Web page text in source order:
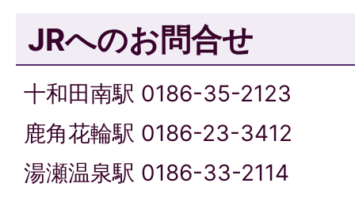
JRへのお問合せ
十和田南駅 0186-35-2123
鹿角花輪駅 0186-23-3412
湯瀬温泉駅 0186-33-2114